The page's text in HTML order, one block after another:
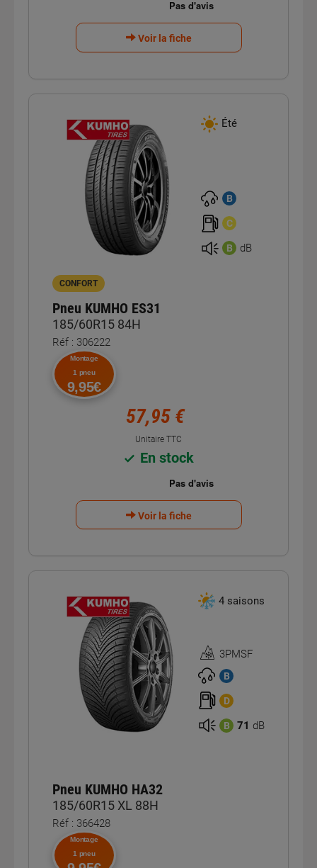
Voir la fiche
Été
B
C
B dB
CONFORT
Pneu KUMHO ES31
185/60R15 84H
Réf : 306222
Montage
1 pneu
9,95€
57,95 €
Unitaire TTC
En stock
Voir la fiche
4 saisons
Homologation
3PMSF
3PMSF
B
D
B 71 dB
Pneu KUMHO HA32
185/60R15 XL 88H
Réf : 366428
Montage
1 pneu